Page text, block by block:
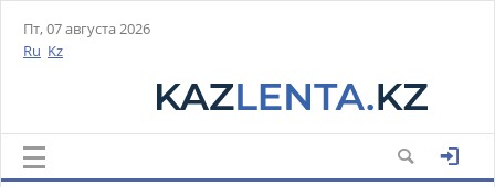
Пт, 07 августа 2026
Ru Kz